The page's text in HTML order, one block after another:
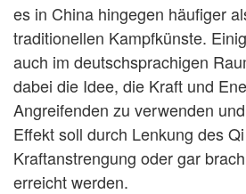
es in China hingegen häufiger
traditionellen Kampfkünste.
auch im deutschsprachigen
dabei die Idee, die Kraft und
Angreifenden zu verwenden
Effekt soll durch Lenkung des
Kraftanstrengung oder gar
erreicht werden.